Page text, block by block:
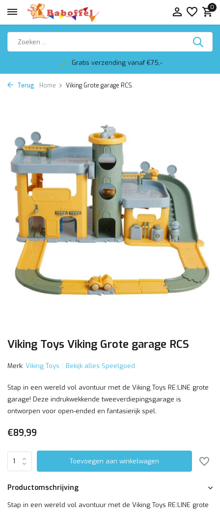
0
Gratis verzending vanaf €75,-
Terug Home Viking Grote garage RCS
Viking Toys Viking Grote garage RCS
Merk: Viking Toys Bekijk alles Speelgoed
Stap in een wereld vol avontuur met de Viking Toys RE:LINE grote
garage! Deze indrukwekkende tweeverdiepingsgarage is
ontworpen voor open-ended en fantasierijk spel.
€89,99
Toevoegen aan winkelwagen
Productomschrijving
Stap in een wereld vol avontuur met de Viking Toys RE:LINE grote